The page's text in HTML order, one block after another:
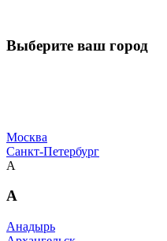
Выберите ваш город
Москва
Санкт-Петербург
А
А
Анадырь